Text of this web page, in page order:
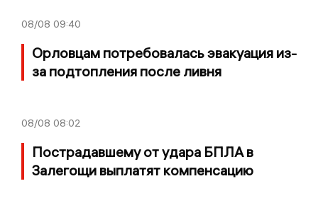
08/08 09:40
Орловцам потребовалась эвакуация из-
за подтопления после ливня
08/08 08:02
Пострадавшему от удара БПЛА в
Залегощи выплатят компенсацию